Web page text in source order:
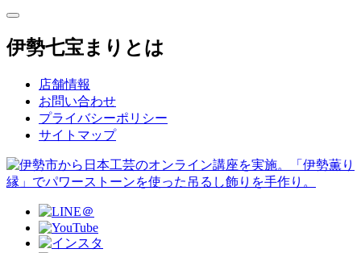
toggle
伊勢七宝まりとは
店舗情報
お問い合わせ
プライバシーポリシー
サイトマップ